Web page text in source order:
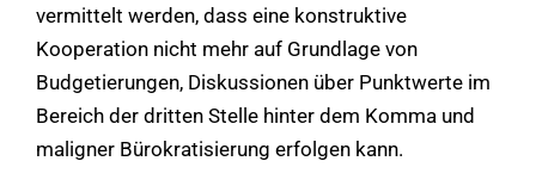
vermittelt werden, dass eine konstruktive
Kooperation nicht mehr auf Grundlage von
Budgetierungen, Diskussionen über Punktwerte im
Bereich der dritten Stelle hinter dem Komma und
maligner Bürokratisierung erfolgen kann.